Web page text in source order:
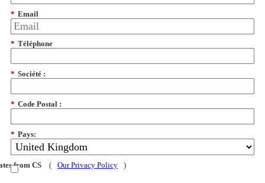
* Email
* Téléphone
* Société :
* Code Postal :
* Pays:
from CS ( Our Privacy Policy )